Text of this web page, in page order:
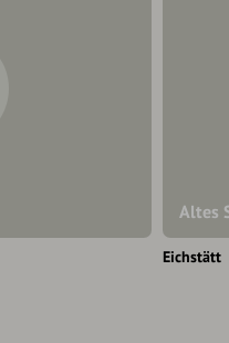
Altes
Eichstätt